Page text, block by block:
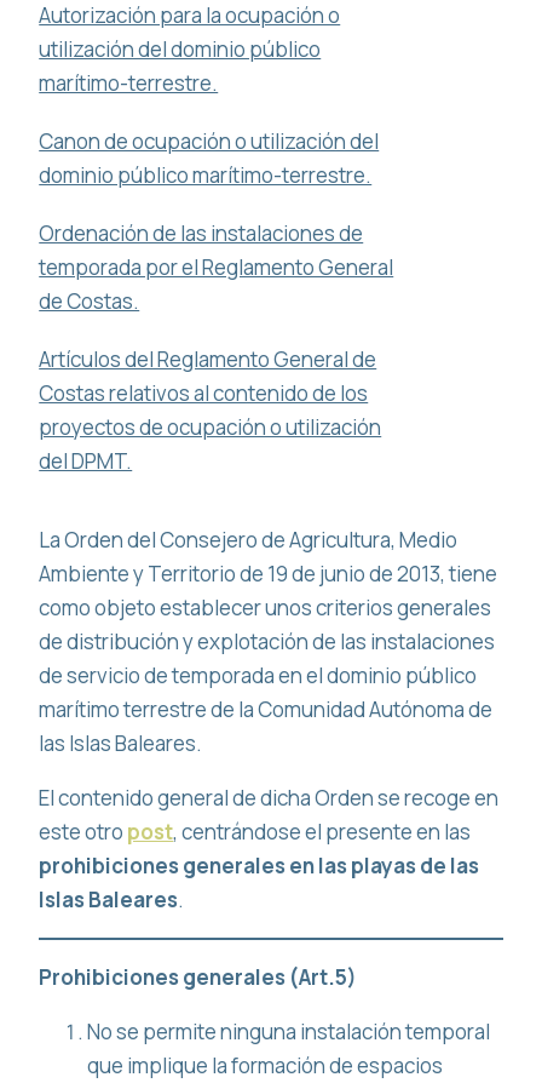
La Orden del Consejero de Agricultura, Medio
Ambiente y Territorio de 19 de junio de 2013, tiene
como objeto establecer unos criterios generales
de distribución y explotación de las instalaciones
de servicio de temporada en el dominio público
marítimo terrestre de la Comunidad Autónoma de
las Islas Baleares.
El contenido general de dicha Orden se recoge en
este otro post, centrándose el presente en las
prohibiciones generales en las playas de las
Islas Baleares.
Prohibiciones generales (Art.5)
No se permite ninguna instalación temporal
que implique la formación de espacios
Autorización para la ocupación o
utilización del dominio público
marítimo-terrestre.
Canon de ocupación o utilización del
dominio público marítimo-terrestre.
Ordenación de las instalaciones de
temporada por el Reglamento General
de Costas.
Artículos del Reglamento General de
Costas relativos al contenido de los
proyectos de ocupación o utilización
del DPMT.